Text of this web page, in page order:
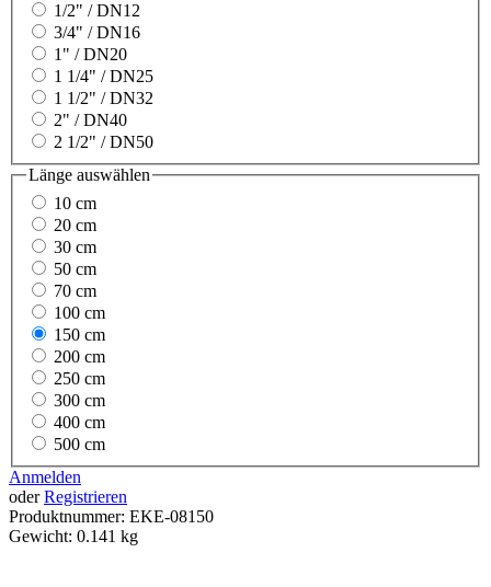
1/2" / DN12
3/4" / DN16
1" / DN20
1 1/4" / DN25
1 1/2" / DN32
2" / DN40
2 1/2" / DN50
Länge auswählen
10 cm
20 cm
30 cm
50 cm
70 cm
100 cm
150 cm
200 cm
250 cm
300 cm
400 cm
500 cm
Anmelden
oderRegistrieren
Produktnummer: EKE-08150
Gewicht: 0.141 kg